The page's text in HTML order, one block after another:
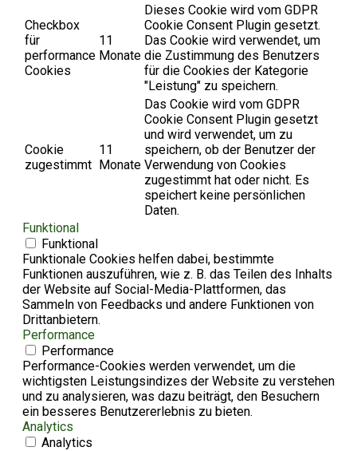
Checkbox
für
performance
Cookies
11
Monate
Dieses Cookie wird vom GDPR
Cookie Consent Plugin gesetzt.
Das Cookie wird verwendet, um
die Zustimmung des Benutzers
für die Cookies der Kategorie
"Leistung" zu speichern.
Cookie
zugestimmt
11
Monate
Das Cookie wird vom GDPR
Cookie Consent Plugin gesetzt
und wird verwendet, um zu
speichern, ob der Benutzer der
Verwendung von Cookies
zugestimmt hat oder nicht. Es
speichert keine persönlichen
Daten.
Funktional
Funktional
Funktionale Cookies helfen dabei, bestimmte
Funktionen auszuführen, wie z. B. das Teilen des Inhalts
der Website auf Social-Media-Plattformen, das
Sammeln von Feedbacks und andere Funktionen von
Drittanbietern.
Performance
Performance
Performance-Cookies werden verwendet, um die
wichtigsten Leistungsindizes der Website zu verstehen
und zu analysieren, was dazu beiträgt, den Besuchern
ein besseres Benutzererlebnis zu bieten.
Analytics
Analytics